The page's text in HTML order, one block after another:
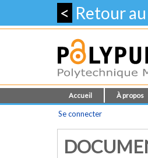
< Retour
Accueil À propos
Se connecter